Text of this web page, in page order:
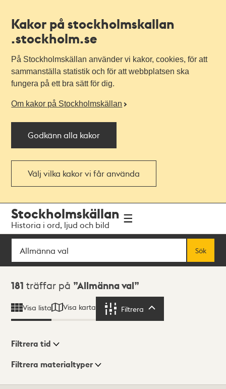
Kakor på stockholmskallan
.stockholm.se
På Stockholmskällan använder vi kakor, cookies, för att
sammanställa statistik och för att webbplatsen ska
fungera på ett bra sätt för dig.
Om kakor på Stockholmskällan
Godkänn alla kakor
Välj vilka kakor vi får använda
navigationen
huvudinnehållet
Stockholmskällan
Historia i ord, ljud och bild
Sök
Sök
Sökresultat
181 träffar på Allmänna val
Visa lista Visa karta Filtrera
Visningsläge
Filtrera tid
Filtrera materialtyper